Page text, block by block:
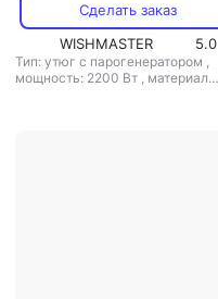
Сделать заказ
WISHMASTER
5.0
Тип: утюг с парогенератором ,
мощность: 2200 Вт , материал